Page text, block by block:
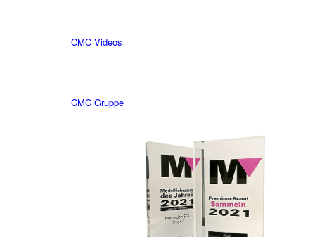
CMC Videos
CMC Gruppe